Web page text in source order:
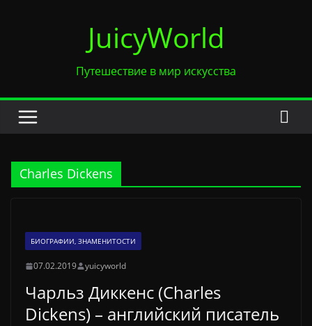
JuicyWorld
Путешествие в мир искусства
Charles Dickens
БИОГРАФИИ, ЗНАМЕНИТОСТИ
07.02.2019 yuicyworld
Чарльз Диккенс (Charles
Dickens) – английский писатель